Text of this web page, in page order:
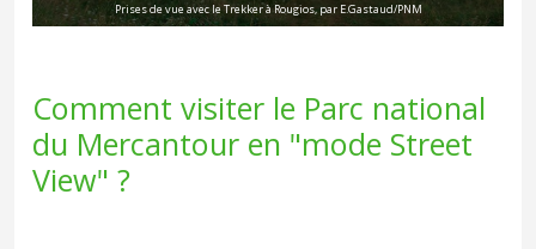
Prises de vue avec le Trekker à Rougios, par E.Gastaud/PNM
Comment visiter le Parc national
du Mercantour en "mode Street
View" ?